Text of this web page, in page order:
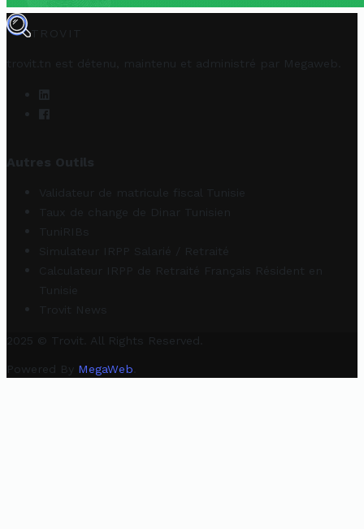
TROVIT
trovit.tn est détenu, maintenu et administré par Megaweb
Autres Outils
Validateur de matricule fiscal Tunisie
Taux de change de Dinar Tunisien
TuniRIBs
Simulateur IRPP Salarié / Retraité
Calculateur IRPP de Retraité Français Résident en
Tunisie
Trovit News
2025 © Trovit. All Rights Reserved.
Powered By MegaWeb